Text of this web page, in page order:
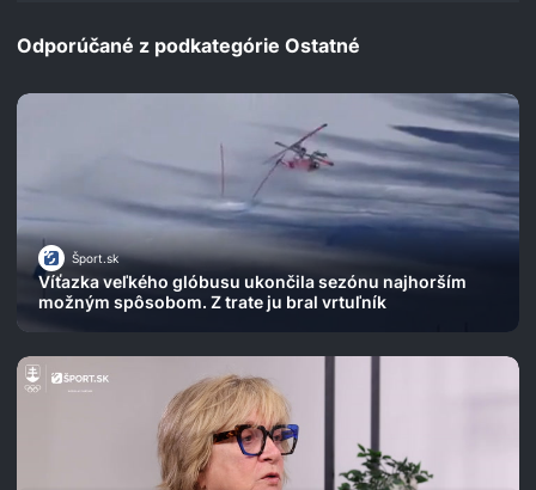
Odporúčané z podkategórie Ostatné
Šport.sk
Víťazka veľkého glóbusu ukončila sezónu najhorším
možným spôsobom. Z trate ju bral vrtuľník